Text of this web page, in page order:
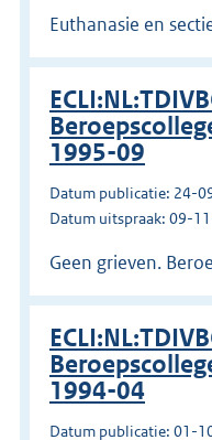
Euthanasie en
1995-09
Datum publicatie: 24-
Datum uitspraak: 09-
Geen grieven.
1994-04
Datum publicatie: 01-